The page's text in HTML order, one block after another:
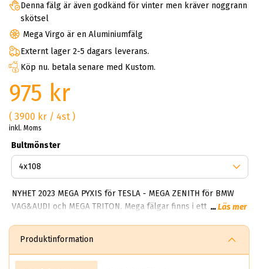
Denna fälg är även godkänd för vinter men kräver noggrann
skötsel
Mega Virgo är en Aluminiumfälg
Externt lager 2-5 dagars leverans.
Köp nu. betala senare med Kustom.
975 kr
( 3900 kr / 4st )
inkl. Moms
Bultmönster
NYHET 2023 MEGA PYXIS för TESLA - MEGA ZENITH för BMW
VAG&AUDI och MEGA TRITON. Mega fälgar finns i ett brett
deras förmåga att alltid skapa robusta fälgar som tål både
vinter och sommarbruk. I kollektionen finns Hercules 5 och
...Läs mer
Produktinformation